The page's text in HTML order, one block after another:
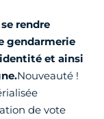
rendre
gendarmerie
et ainsi
Nouveauté !
de vote